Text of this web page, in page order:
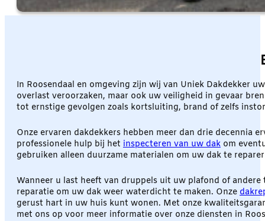
In Roosendaal en omgeving zijn wij van Uniek Dakdekker
overlast veroorzaken, maar ook uw veiligheid in gevaar
tot ernstige gevolgen zoals kortsluiting, brand of zelfs
Onze ervaren dakdekkers hebben meer dan drie decennia
professionele hulp bij het inspecteren van uw dak om
gebruiken alleen duurzame materialen om uw dak te
Wanneer u last heeft van druppels uit uw plafond of
reparatie om uw dak weer waterdicht te maken. Onze
gerust hart in uw huis kunt wonen. Met onze
met ons op voor meer informatie over onze diensten in